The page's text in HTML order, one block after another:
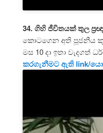
34. ගිහි ජීවිතයක් තුල
කොටගෙන අති පූජනීය
මස 10 දා ඉතා වැදගත්
කරගැනීමට ඇති link/